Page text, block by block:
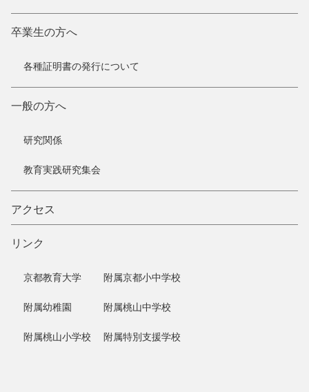
卒業生の方へ
各種証明書の発行について
一般の方へ
研究関係
教育実践研究集会
アクセス
リンク
京都教育大学
附属幼稚園
附属桃山小学校
附属京都小中学校
附属桃山中学校
附属特別支援学校